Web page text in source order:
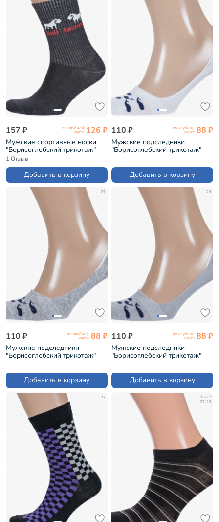
157 ₽ по клубной
карте 126 ₽
Мужские спортивные носки
"Борисоглебский трикотаж"
ТЕМНО-СЕРЫЕ (4С1012)
1 Отзыв
Добавить в корзину
110 ₽ по клубной
карте 88 ₽
Мужские подследники
"Борисоглебский трикотаж"
Добавить в корзину
27
110 ₽ по клубной
карте 88 ₽
Мужские подследники
"Борисоглебский трикотаж"
Добавить в корзину
29
110 ₽ по клубной
карте 88 ₽
Мужские подследники
"Борисоглебский трикотаж"
Добавить в корзину
27
25-27
27-29